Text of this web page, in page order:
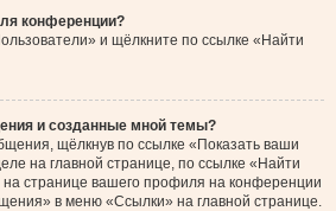
конференции?
и щёлкните по ссылке «Найти
и созданные мной темы?
щёлкнув по ссылке «Показать ваши
на главной странице, по ссылке «Найти
странице вашего профиля на конференции
в меню «Ссылки» на главной странице.